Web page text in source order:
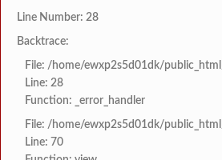
Line Number: 28
Backtrace:
File: /home/ewxp2s5d01dk/
Line: 28
Function: _error_handler
File: /home/ewxp2s5d01dk/
Line: 70